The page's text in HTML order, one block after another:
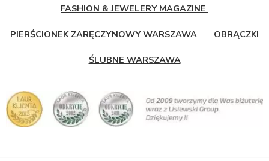
FASHION & JEWELERY MAGAZINE
PIERŚCIONEK ZARĘCZYNOWY WARSZAWA OBRĄCZKI
ŚLUBNE WARSZAWA